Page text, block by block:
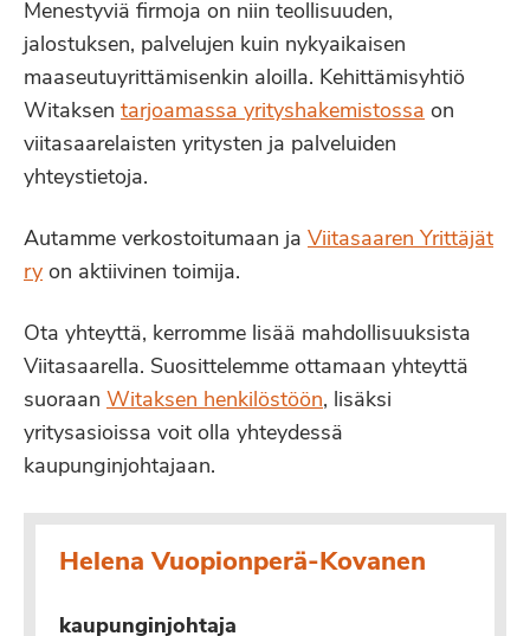
Menestyviä firmoja on niin teollisuuden,
jalostuksen, palvelujen kuin nykyaikaisen
maaseutuyrittämisenkin aloilla. Kehittämisyhtiö
Witaksen tarjoamassa yrityshakemistossa on
viitasaarelaisten yritysten ja palveluiden
yhteystietoja.
Autamme verkostoitumaan ja Viitasaaren Yrittäjät
ry on aktiivinen toimija.
Ota yhteyttä, kerromme lisää mahdollisuuksista
Viitasaarella. Suosittelemme ottamaan yhteyttä
suoraan Witaksen henkilöstöön, lisäksi
yritysasioissa voit olla yhteydessä
kaupunginjohtajaan.
Helena Vuopionperä-Kovanen
kaupunginjohtaja